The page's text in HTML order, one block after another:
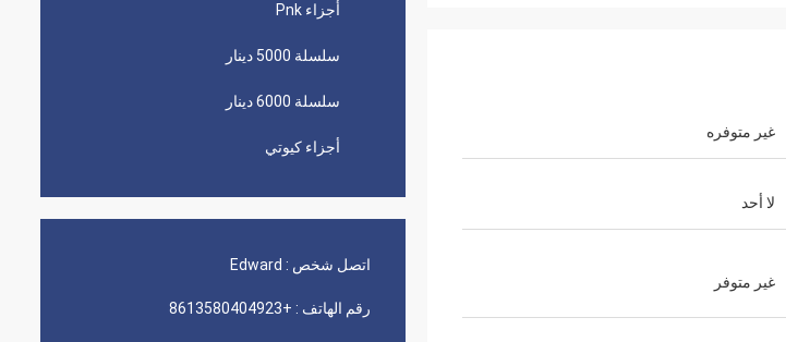
أجزاء Pnk
سلسلة 5000 دينار
سلسلة 6000 دينار
أجزاء كيوتي
اتصل شخص : Edward
رقم الهاتف : +8613580404923
غير متوفره
لا أحد
غير متوفر